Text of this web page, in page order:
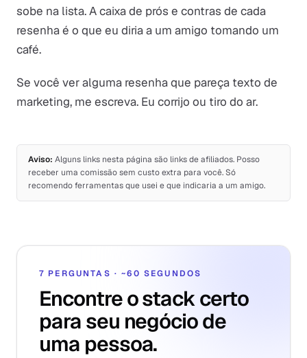
sobe na lista. A caixa de prós e contras de cada
resenha é o que eu diria a um amigo tomando um
café.
Se você ver alguma resenha que pareça texto de
marketing, me escreva. Eu corrijo ou tiro do ar.
Aviso: Alguns links nesta página são links de afiliados. Posso
receber uma comissão sem custo extra para você. Só
recomendo ferramentas que usei e que indicaria a um amigo.
7 PERGUNTAS · ~60 SEGUNDOS
Encontre o stack certo
para seu negócio de
uma pessoa.